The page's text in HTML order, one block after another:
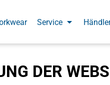
Service
DER
Taschen
Taschen
Kleidung
Damen Jacken
Herren Jacken